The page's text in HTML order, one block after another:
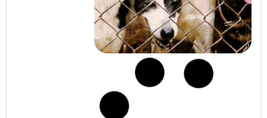
23% completo
Abrigo Coração
Peludo